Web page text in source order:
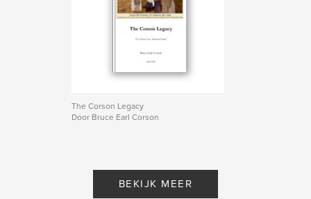
The Corson Legacy
Door Bruce Earl Corson
BEKIJK MEER